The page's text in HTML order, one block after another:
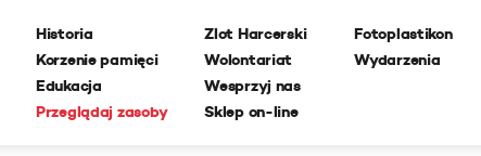
Historia
Korzenie pamięci
Edukacja
Przeglądaj zasoby
Zlot Harcerski
Wolontariat
Wesprzyj nas
Sklep on-line
Fotoplastikon
Wydarzenia